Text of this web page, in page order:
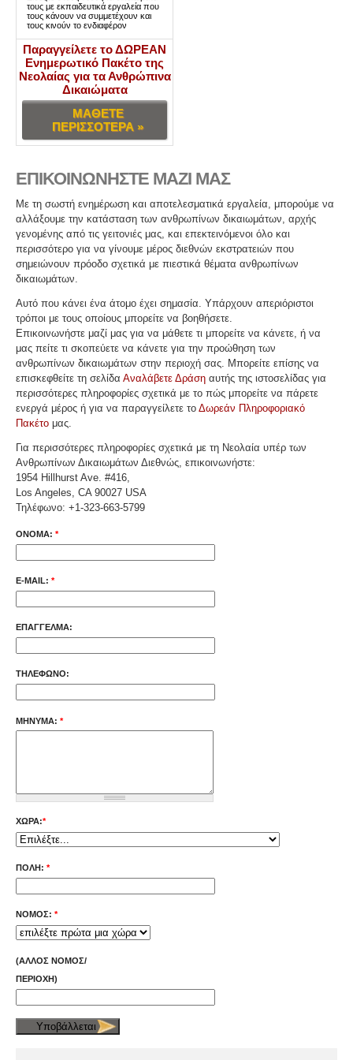
τους με εκπαιδευτικά εργαλεία που
τους κάνουν να συμμετέχουν και
τους κινούν το ενδιαφέρον
Παραγγείλετε το ΔΩΡΕΑΝ
Ενημερωτικό Πακέτο της
Νεολαίας για τα Ανθρώπινα
Δικαιώματα
ΜΑΘΕΤΕ
ΠΕΡΙΣΣΟΤΕΡΑ »
ΕΠΙΚΟΙΝΩΝΗΣΤΕ ΜΑΖΙ ΜΑΣ
Με τη σωστή ενημέρωση και αποτελεσματικά εργαλεία, μπορούμε να
αλλάξουμε την κατάσταση των ανθρωπίνων δικαιωμάτων, αρχής
γενομένης από τις γειτονιές μας, και επεκτεινόμενοι όλο και
περισσότερο για να γίνουμε μέρος διεθνών εκστρατειών που
σημειώνουν πρόοδο σχετικά με πιεστικά θέματα ανθρωπίνων
δικαιωμάτων.
Αυτό που κάνει ένα άτομο έχει σημασία. Υπάρχουν απεριόριστοι
τρόποι με τους οποίους μπορείτε να βοηθήσετε.
Επικοινωνήστε μαζί μας για να μάθετε τι μπορείτε να κάνετε, ή να
μας πείτε τι σκοπεύετε να κάνετε για την προώθηση των
ανθρωπίνων δικαιωμάτων στην περιοχή σας. Μπορείτε επίσης να
επισκεφθείτε τη σελίδα Αναλάβετε Δράση αυτής της ιστοσελίδας για
περισσότερες πληροφορίες σχετικά με το πώς μπορείτε να πάρετε
ενεργά μέρος ή για να παραγγείλετε το Δωρεάν Πληροφοριακό
Πακέτο μας.
Για περισσότερες πληροφορίες σχετικά με τη Νεολαία υπέρ των
Ανθρωπίνων Δικαιωμάτων Διεθνώς, επικοινωνήστε:
1954 Hillhurst Ave. #416,
Los Angeles, CA 90027 USA
Τηλέφωνο: +1-323-663-5799
ΟΝΟΜΑ: *
E-MAIL: *
ΕΠΆΓΓΕΛΜΑ:
ΤΗΛΕΦΩΝΟ:
ΜΉΝΥΜΑ: *
ΧΏΡΑ:*
ΠΌΛΗ: *
ΝΟΜΌΣ: *
(ΆΛΛΟΣ ΝΟΜΌΣ/
ΠΕΡΙΟΧΉ)